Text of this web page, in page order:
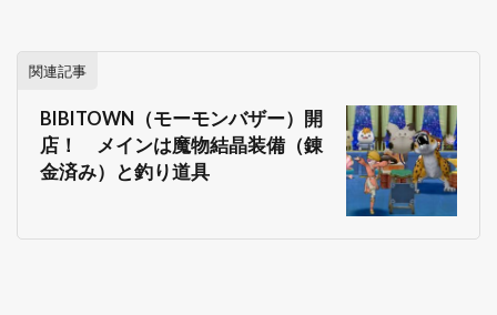
関連記事
BIBITOWN（モーモンバザー）開
店！ メインは魔物結晶装備（錬
金済み）と釣り道具